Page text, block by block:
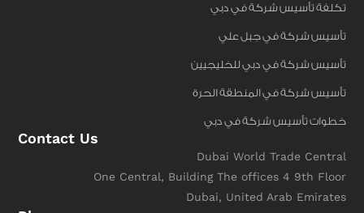
تكلفة تأسيس شركة في دبي
تأسيس شركة في جبل علي
تأسيس شركة في دبي للخليجيين
تأسيس شركة في المنطقة الحرة
خطوات تأسيس شركة في دبي
Contact Us
Dubai World Trade Central
One Central, Building The offices 4 9th Floor
Dubai, United Arab Emirates